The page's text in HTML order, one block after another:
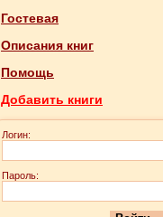
Гостевая
Описания книг
Помощь
Добавить книги
Логин:
Пароль: